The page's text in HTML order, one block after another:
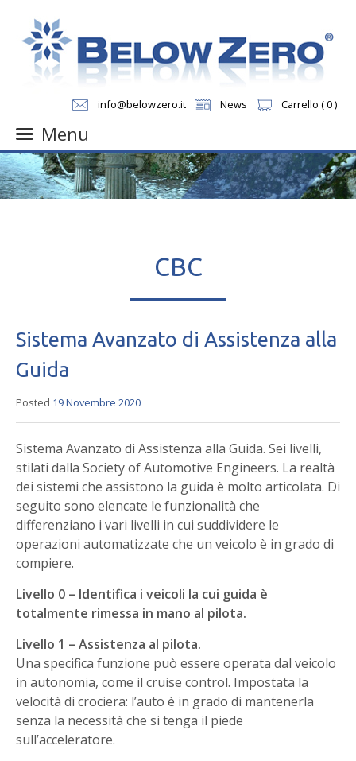
info@belowzero.it News Carrello ( 0 )
Menu
Skip
to
content
CBC
Sistema Avanzato di Assistenza alla
Guida
Posted 19 Novembre 2020
Sistema Avanzato di Assistenza alla Guida. Sei livelli,
stilati dalla Society of Automotive Engineers. La realtà
dei sistemi che assistono la guida è molto articolata. Di
seguito sono elencate le funzionalità che
differenziano i vari livelli in cui suddividere le
operazioni automatizzate che un veicolo è in grado di
compiere.
Livello 0 – Identifica i veicoli la cui guida è
totalmente rimessa in mano al pilota.
Livello 1 – Assistenza al pilota.
Una specifica funzione può essere operata dal veicolo
in autonomia, come il cruise control. Impostata la
velocità di crociera: l’auto è in grado di mantenerla
senza la necessità che si tenga il piede
sull’acceleratore.